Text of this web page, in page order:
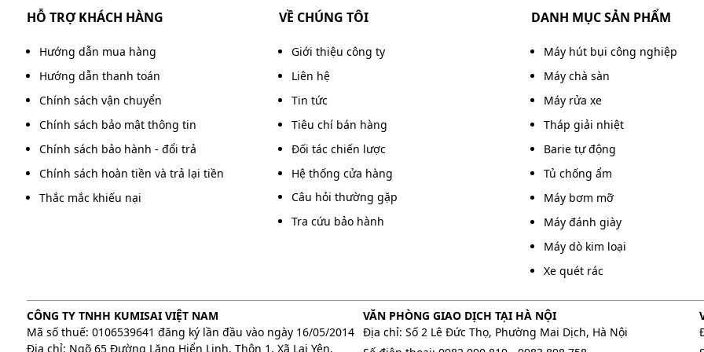
Ắc quy máy hút bụi Kumisai KMS 80B
HỖ TRỢ KHÁCH HÀNG
Hướng dẫn mua hàng
Hướng dẫn thanh toán
Chính sách vận chuyển
Chính sách bảo mật thông tin
Chính sách bảo hành - đổi trả
Chính sách hoàn tiền và trả lại tiền
Thắc mắc khiếu nại
VỀ CHÚNG TÔI
Giới thiệu công ty
Liên hệ
Tin tức
Tiêu chí bán hàng
Đối tác chiến lược
Hệ thống cửa hàng
Câu hỏi thường gặp
Tra cứu bảo hành
DANH MỤC SẢN PHẨM
Máy hút bụi công nghiệp
Máy chà sàn
Máy rửa xe
Tháp giải nhiệt
Barie tự động
Tủ chống ẩm
Máy bơm mỡ
Máy đánh giày
Máy dò kim loại
Xe quét rác
CÔNG TY TNHH KUMISAI VIỆT NAM
Mã số thuế: 0106539641 đăng ký lần đầu vào ngày 16/05/2014
Địa chỉ: Ngõ 65 Đường Lăng Hiển Linh, Thôn 1, Xã Lại Yên,
VĂN PHÒNG GIAO DỊCH TẠI HÀ NỘI
Địa chỉ: Số 2 Lê Đức Thọ, Phường Mai Dịch, Hà Nội